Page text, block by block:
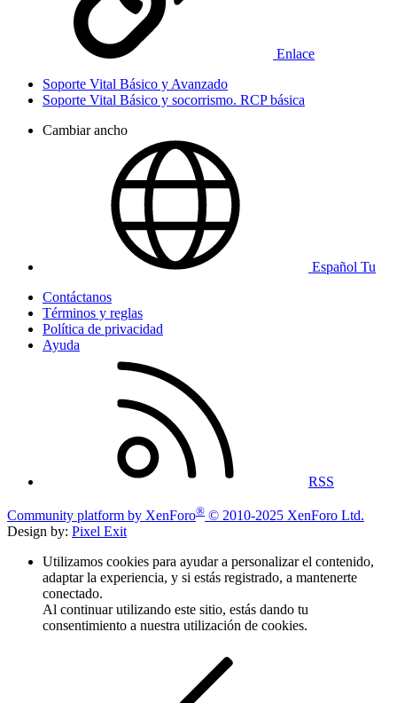
Enlace
Soporte Vital Básico y Avanzado
Soporte Vital Básico y socorrismo. RCP básica
Cambiar ancho
Español Tu
Contáctanos
Términos y reglas
Política de privacidad
Ayuda
RSS
Community platform by XenForo® © 2010-2025 XenForo Ltd.
Design by: Pixel Exit
Utilizamos cookies para ayudar a personalizar el contenido,
adaptar la experiencia, y si estás registrado, a mantenerte
conectado.
Al continuar utilizando este sitio, estás dando tu
consentimiento a nuestra utilización de cookies.